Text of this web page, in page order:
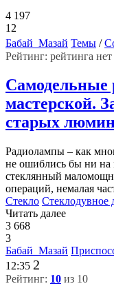
4 197
12
Бабай_Мазай Темы /
Рейтинг: рейтинга нет
мастерской.
старых
Радиолампы – как
не ошиблись бы ни
стеклянный
операций, немалая
Стекло Стеклодувное
Читать далее
3 668
3
Бабай_Мазай
12:35 2
Рейтинг: 10 из 10